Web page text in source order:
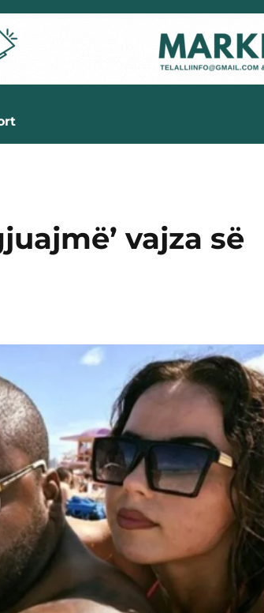
vajza së